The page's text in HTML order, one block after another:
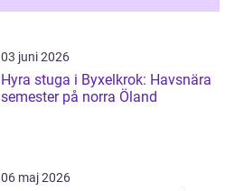
03 juni 2026
Hyra stuga i Byxelkrok: Havsnära
semester på norra Öland
06 maj 2026